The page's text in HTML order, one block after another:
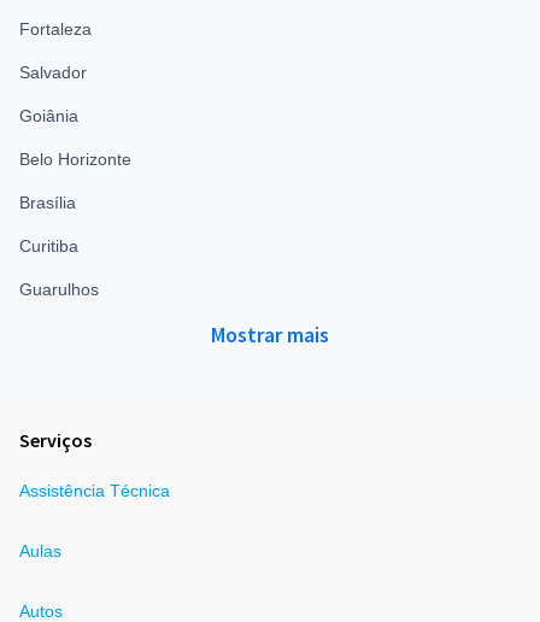
Fortaleza
Salvador
Goiânia
Belo Horizonte
Brasília
Curitiba
Guarulhos
Mostrar mais
Serviços
Assistência Técnica
Aulas
Autos